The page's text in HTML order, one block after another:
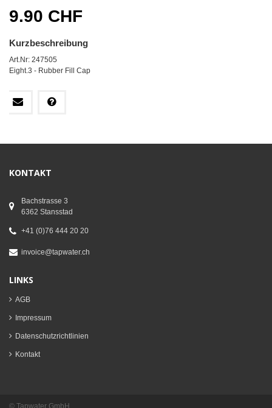
9.90 CHF
Kurzbeschreibung
Art.Nr: 247505
Eight.3 - Rubber Fill Cap
KONTAKT
Bachstrasse 3
6362 Stansstad
+41 (0)76 444 20 20
invoice@tapwater.ch
LINKS
AGB
Impressum
Datenschutzrichtlinien
Kontakt
© Tapwater GmbH